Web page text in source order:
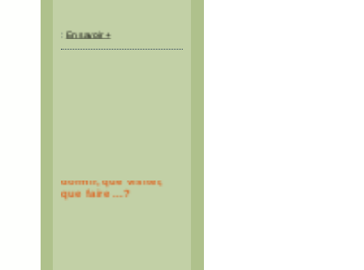
En savoir +
que faire ...?